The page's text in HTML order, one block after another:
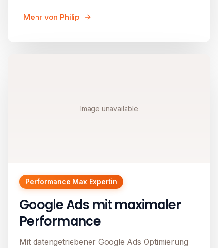
Mehr von Philip
Image unavailable
Performance Max Expertin
Google Ads mit maximaler
Performance
Mit datengetriebener Google Ads Optimierung